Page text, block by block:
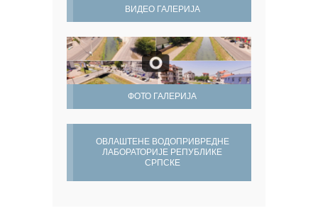
ВИДЕО ГАЛЕРИЈА
ФОТО ГАЛЕРИЈА
ОВЛАШТЕНЕ ВОДОПРИВРЕДНЕ
ЛАБОРАТОРИЈЕ РЕПУБЛИКЕ
СРПСКЕ